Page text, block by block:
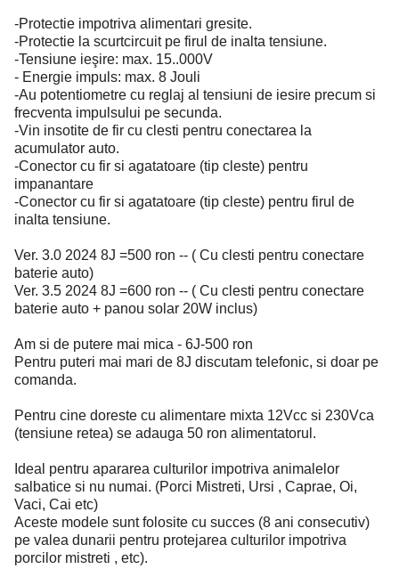
-Protectie impotriva alimentari gresite.
-Protectie la scurtcircuit pe firul de inalta tensiune.
-Tensiune ieşire: max. 15..000V
- Energie impuls: max. 8 Jouli
-Au potentiometre cu reglaj al tensiuni de iesire precum si
frecventa impulsului pe secunda.
-Vin insotite de fir cu clesti pentru conectarea la
acumulator auto.
-Conector cu fir si agatatoare (tip cleste) pentru
impanantare
-Conector cu fir si agatatoare (tip cleste) pentru firul de
inalta tensiune.
Ver. 3.0 2024 8J =500 ron -- ( Cu clesti pentru conectare
baterie auto)
Ver. 3.5 2024 8J =600 ron -- ( Cu clesti pentru conectare
baterie auto + panou solar 20W inclus)
Am si de putere mai mica - 6J-500 ron
Pentru puteri mai mari de 8J discutam telefonic, si doar pe
comanda.
Pentru cine doreste cu alimentare mixta 12Vcc si 230Vca
(tensiune retea) se adauga 50 ron alimentatorul.
Ideal pentru apararea culturilor impotriva animalelor
salbatice si nu numai. (Porci Mistreti, Ursi , Caprae, Oi,
Vaci, Cai etc)
Aceste modele sunt folosite cu succes (8 ani consecutiv)
pe valea dunarii pentru protejarea culturilor impotriva
porcilor mistreti , etc).